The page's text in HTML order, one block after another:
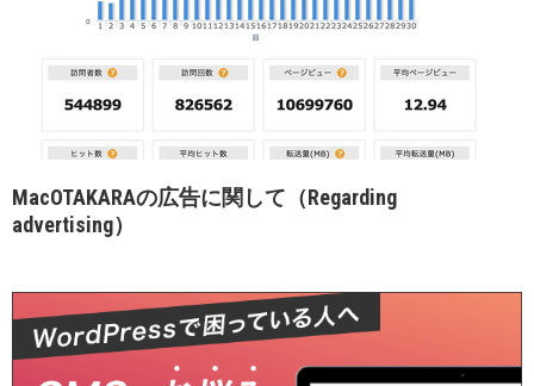
MacOTAKARAの広告に関して（Regarding
advertising）